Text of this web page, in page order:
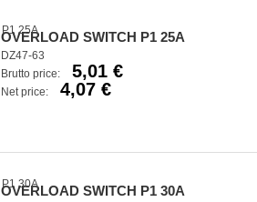
OVERLOAD SWITCH P1 25A
DZ47-63
Brutto price:
5,01 €
Net price: 4,07 €
OVERLOAD SWITCH P1 30A